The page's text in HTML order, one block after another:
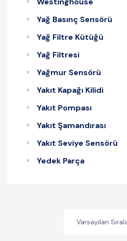
Yağ Basınç Sensörü
Yağ Filtre Kütüğü
Yağ Filtresi
Yağmur Sensörü
Yakıt Kapağı Kilidi
Yakıt Pompası
Yakıt Şamandırası
Yakıt Seviye Sensörü
Yedek Parça